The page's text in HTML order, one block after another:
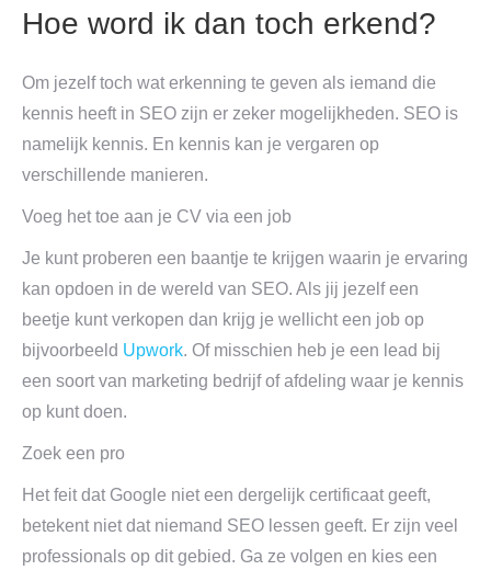
Hoe word ik dan toch erkend?
Om jezelf toch wat erkenning te geven als iemand die
kennis heeft in SEO zijn er zeker mogelijkheden. SEO is
namelijk kennis. En kennis kan je vergaren op
verschillende manieren.
Voeg het toe aan je CV via een job
Je kunt proberen een baantje te krijgen waarin je ervaring
kan opdoen in de wereld van SEO. Als jij jezelf een
beetje kunt verkopen dan krijg je wellicht een job op
bijvoorbeeld Upwork. Of misschien heb je een lead bij
een soort van marketing bedrijf of afdeling waar je kennis
op kunt doen.
Zoek een pro
Het feit dat Google niet een dergelijk certificaat geeft,
betekent niet dat niemand SEO lessen geeft. Er zijn veel
professionals op dit gebied. Ga ze volgen en kies een